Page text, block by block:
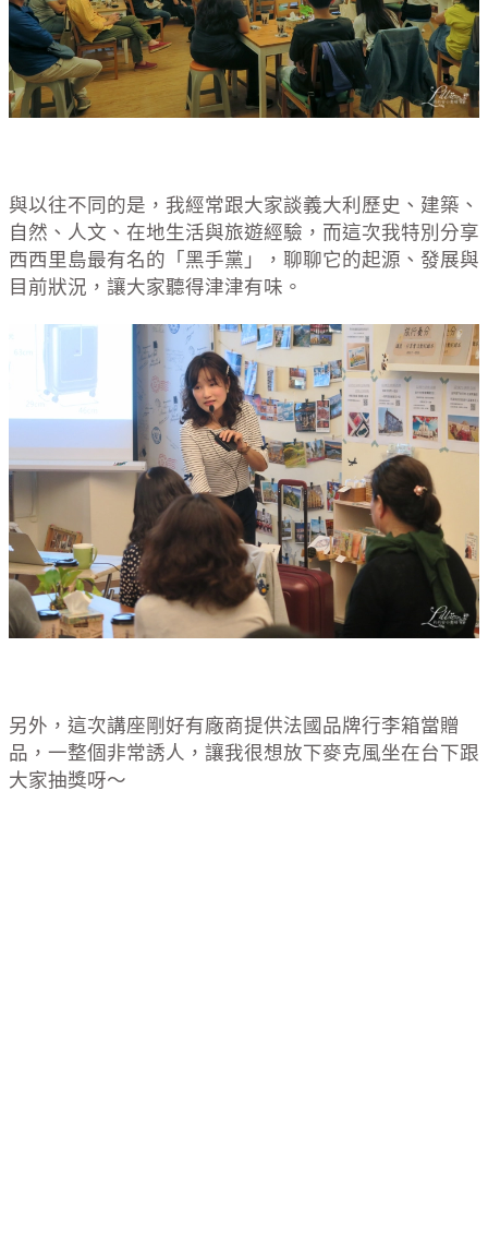
與以往不同的是，我經常跟大家談義大利歷史、建築、
自然、人文、在地生活與旅遊經驗，而這次我特別分享
西西里島最有名的「黑手黨」，聊聊它的起源、發展與
目前狀況，讓大家聽得津津有味。
另外，這次講座剛好有廠商提供法國品牌行李箱當贈
品，一整個非常誘人，讓我很想放下麥克風坐在台下跟
大家抽獎呀～